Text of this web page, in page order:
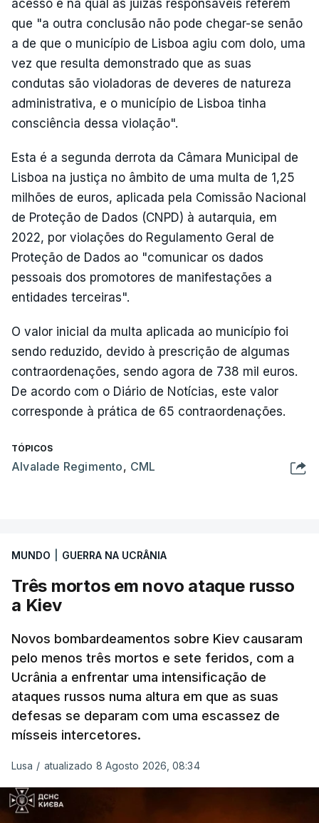
acesso e na qual as juízas responsáveis referem
que "a outra conclusão não pode chegar-se senão
a de que o município de Lisboa agiu com dolo, uma
vez que resulta demonstrado que as suas
condutas são violadoras de deveres de natureza
administrativa, e o município de Lisboa tinha
consciência dessa violação".
Esta é a segunda derrota da Câmara Municipal de
Lisboa na justiça no âmbito de uma multa de 1,25
milhões de euros, aplicada pela Comissão Nacional
de Proteção de Dados (CNPD) à autarquia, em
2022, por violações do Regulamento Geral de
Proteção de Dados ao "comunicar os dados
pessoais dos promotores de manifestações a
entidades terceiras".
O valor inicial da multa aplicada ao município foi
sendo reduzido, devido à prescrição de algumas
contraordenações, sendo agora de 738 mil euros.
De acordo com o Diário de Notícias, este valor
corresponde à prática de 65 contraordenações.
TÓPICOS
Alvalade Regimento, CML
MUNDO GUERRA NA UCRÂNIA
Três mortos em novo ataque russo
a Kiev
Novos bombardeamentos sobre Kiev causaram
pelo menos três mortos e sete feridos, com a
Ucrânia a enfrentar uma intensificação de
ataques russos numa altura em que as suas
defesas se deparam com uma escassez de
mísseis intercetores.
Lusa / atualizado 8 Agosto 2026, 08:34